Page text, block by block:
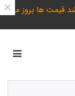
ها بروز می×